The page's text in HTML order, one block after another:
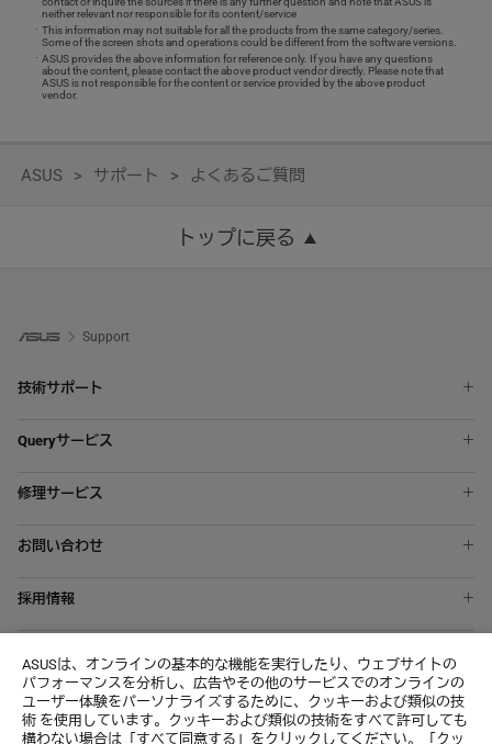
ASUSは、オンラインの基本的な機能を実行したり、ウェブサイトの
パフォーマンスを分析し、広告やその他のサービスでのオンラインの
ユーザー体験をパーソナライズするために、クッキーおよび類似の技
術 を使用しています。クッキーおよび類似の技術をすべて許可しても
構わない場合は「すべて同意する」をクリックしてください。「クッ
neither relevant nor responsible for its content/service
This information may not suitable for all the products from the same category/series.
Some of the screen shots and operations could be different from the software versions.
ASUS provides the above information for reference only. If you have any questions
about the content, please contact the above product vendor directly. Please note that
ASUS is not responsible for the content or service provided by the above product
vendor.
ASUS サポート よくあるご質問
トップに戻る
Support
技術サポート
スマートフォン
マザーボード
デスクトップパソコン
Queryサービス
修理状況を確認する
修理サービス
修理・お預かり品の状況確認
修理サービスご利用注意点(免責事項)
お問い合わせ
メールでのお問い合わせ
MyASUS
個人データに関する顧客のリクエスト
About CSR for global
採用情報